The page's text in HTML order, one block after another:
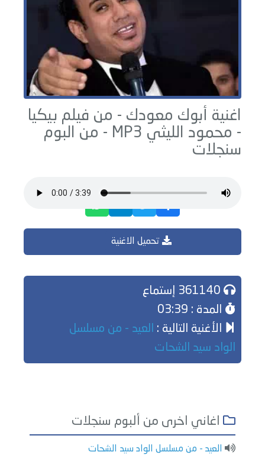
اغنية أبوك معودك - من فيلم بيكيا
- محمود الليثي
سنجلات
تحميل الاغنية
المدة : 03:39
الأغنية التالية : العيد - من مسلسل
الواد سيد الشحات
اغاني اخرى من ألبوم سنجلات
العيد - من مسلسل الواد سيد الشحات